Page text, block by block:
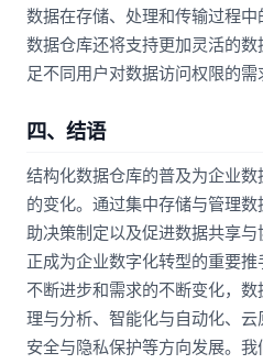
数据在存储、处理和传输过程中
数据仓库还将支持更加灵活的
足不同用户对数据访问权限的需
四、结语
结构化数据仓库的普及为企业
的变化。通过集中存储与管理
助决策制定以及促进数据共享
正成为企业数字化转型的重要
不断进步和需求的不断变化，
理与分析、智能化与自动化、
安全与隐私保护等方向发展。